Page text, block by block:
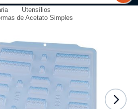
Utensílios
de Acetato Simples